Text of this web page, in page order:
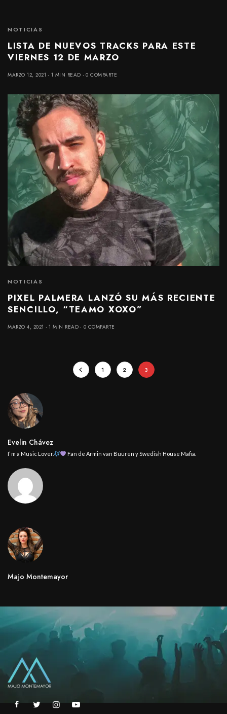
NOTICIAS
LISTA DE NUEVOS TRACKS PARA ESTE
VIERNES 12 DE MARZO
MARZO 12, 2021 1 MIN READ 0 COMPARTE
NOTICIAS
PIXEL PALMERA LANZÓ SU MÁS RECIENTE
SENCILLO, “TEAMO XOXO”
MARZO 4, 2021 1 MIN READ 0 COMPARTE
1 2 3
Evelin Chávez
I’ m a Music Lover. Fan de Armin van Buuren y Swedish House Mafia.
Majo Montemayor